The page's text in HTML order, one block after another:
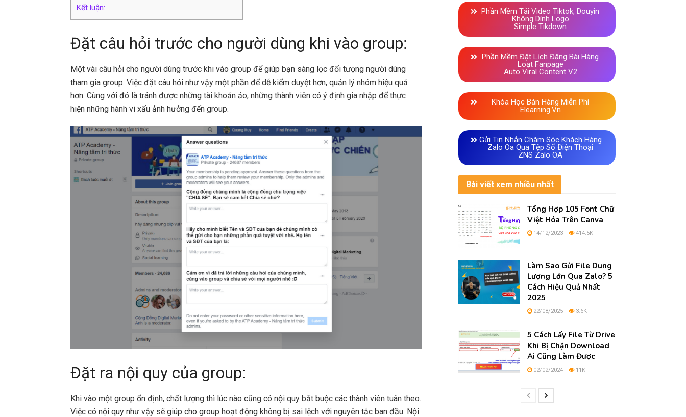
Kết luận:
Đặt câu hỏi trước cho người dùng khi vào group:
Một vài câu hỏi cho người dùng trước khi vào group để giúp bạn sàng lọc đối tượng người dùng
tham gia group. Việc đặt câu hỏi như vậy một phần để dễ kiểm duyệt hơn, quản lý nhóm hiệu quả
hơn. Cùng với đó là tránh được những tài khoản ảo, những thành viên có ý định gia nhập để thực
hiện những hành vi xấu ảnh hưởng đến group.
Đặt ra nội quy của group:
Khi vào một group ổn định, chất lượng thì lúc nào cũng có nội quy bắt buộc các thành viên tuân theo.
Việc có nội quy như vậy sẽ giúp cho group hoạt động không bị sai lệch với nguyên tắc ban đầu. Nội
Phần Mềm Tải Video Tiktok, Douyin
Không Dính Logo
Simple Tikdown
Phần Mềm Đặt Lịch Đăng Bài Hàng
Loạt Fanpage
Auto Viral Content V2
Khóa Học Bán Hàng Miễn Phí
Elearning.vn
Gửi Tin Nhắn Chăm Sóc Khách Hàng
Zalo Oa Qua Tệp Số Điện Thoại
ZNS Zalo OA
Bài viết xem nhiều nhất
Tổng Hợp 105 Font Chữ
Việt Hóa Trên Canva
14/12/2023 414.5K
Làm Sao Gửi File Dung
Lượng Lớn Qua Zalo? 5
Cách Hiệu Quả Nhất
2025
22/08/2025 3.6K
5 Cách Lấy File Từ Drive
Khi Bị Chặn Download
Ai Cũng Làm Được
02/02/2024 11K